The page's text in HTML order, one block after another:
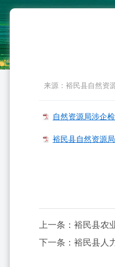
来源：裕民县自然资
自然资源局涉企
裕民县自然资源
上一条： 裕民县农
下一条： 裕民县人